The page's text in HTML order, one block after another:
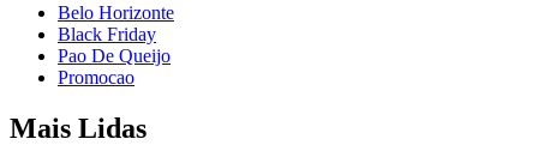
Belo Horizonte
Black Friday
Pao De Queijo
Promocao
Mais Lidas